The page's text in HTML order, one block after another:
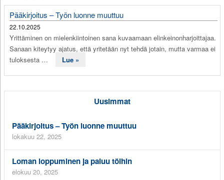
Pääkirjoitus – Työn luonne muuttuu
22.10.2025
Yrittäminen on mielenkiintoinen sana kuvaamaan elinkeinonharjoittajaa.
Sanaan kiteytyy ajatus, että yritetään nyt tehdä jotain, mutta varmaa ei
tuloksesta …
Lue »
Uusimmat
Pääkirjoitus – Työn luonne muuttuu
lokakuu 22, 2025
Loman loppuminen ja paluu töihin
elokuu 20, 2025